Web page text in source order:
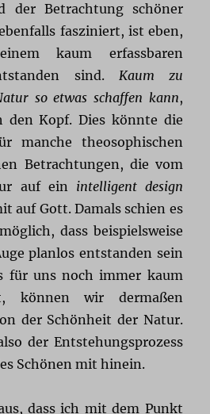
der Betrachtung schöner
fasziniert, ist eben,
kaum erfassbaren
sind. Kaum zu
so etwas schaffen kann,
den Kopf. Dies könnte die
manche theosophischen
Betrachtungen, die vom
auf ein intelligent design
auf Gott. Damals schien es
dass beispielsweise
planlos entstanden sein
für uns noch immer kaum
können wir dermaßen
der Schönheit der Natur.
der Entstehungsprozess
Schönen mit hinein.
dass ich mit dem Punkt